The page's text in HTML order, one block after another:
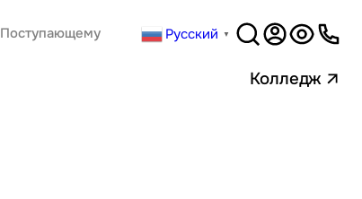
Поступающему Русский ▼
Версия
для
Колледж